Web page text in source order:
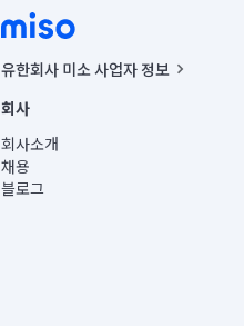
유한회사 미소 사업자 정보
사업자등록번호 : 291-87-00271 | 인허
통신판매신고번호 : 2024-서울종로-
대표이사 : CHING VICTOR COLUMBIA
주소 | 본사: 서울특별시 종로구 율곡로
컨택센터 : 서울특별시 종로구 수송동
회사
회사소개
채용
블로그